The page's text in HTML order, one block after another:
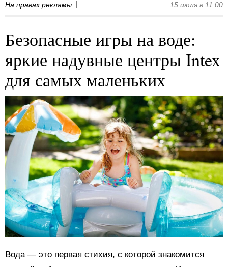
На правах рекламы 15 июля в 11:00
Безопасные игры на воде:
яркие надувные центры Intex
для самых маленьких
Вода — это первая стихия, с которой знакомится